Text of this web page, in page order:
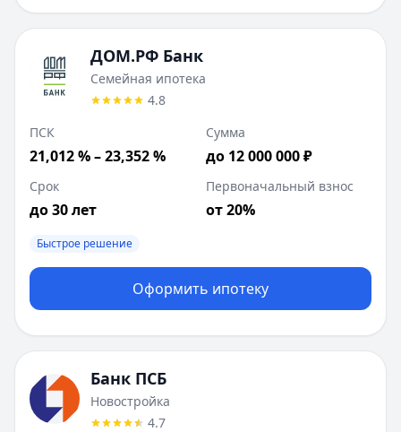
Сумма до:12 000 000₽
Первоначальный взнос от:
Лейблы:Быстрое решение
Дополнительные предложения (
Квартира в новостройке
:Семейная ипотека
Первоначальный взнос от:
30.1%
Лейблы: Онлайн, Безопасная сделка
ДОМ.РФ Банк
Семейная ипотека
4.8
ПСК
21,012 % – 23,352 %
Сумма
до 12 000 000 ₽
Срок
до 30 лет
Первоначальный взнос
от 20%
Быстрое решение
Оформить ипотеку
Банк ПСБ
Новостройка
4.7